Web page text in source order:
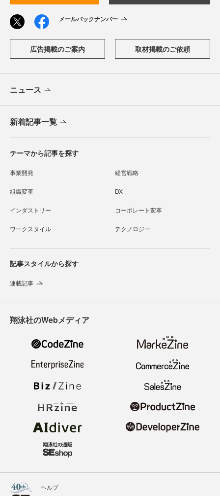
メールバックナンバー
広告掲載のご案内 取材掲載のご依頼
ニュース
新着記事一覧
テーマから記事を探す
事業開発 経営戦略
組織変革 DX
インダストリー コーポレート変革
ワークスタイル テクノロジー
記事スタイルから探す
連載記事
翔泳社のWebメディア
ヘルプ